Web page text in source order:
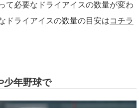
て必要なドライアイスの数量が変わ
ドライアイスの数量の目安はコチラ
少年野球で